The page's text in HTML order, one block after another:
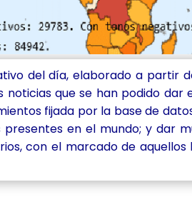
del día, elaborado a partir
noticias que se han podido
fijada por la base de
en el mundo; y dar
con el marcado de